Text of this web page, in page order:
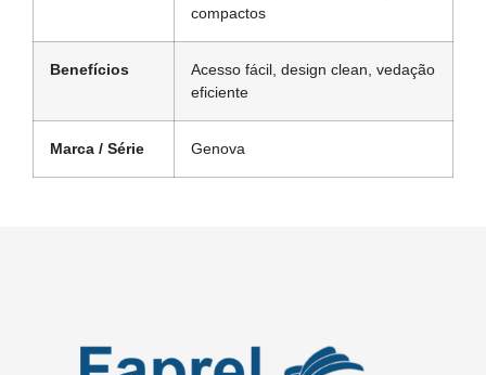
compactos
Benefícios
Acesso fácil, design clean, vedação
eficiente
Marca / Série Genova